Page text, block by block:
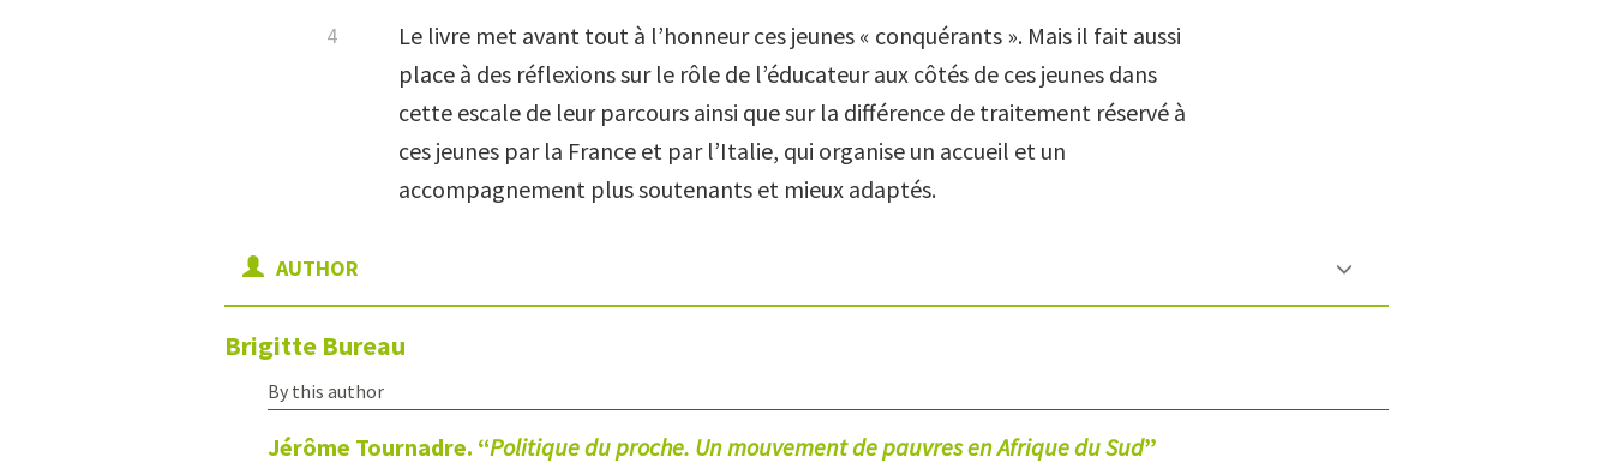
Le livre met avant tout à l’honneur ces jeunes « conquérants ». Mais il fait aussi
place à des réflexions sur le rôle de l’éducateur aux côtés de ces jeunes dans
cette escale de leur parcours ainsi que sur la différence de traitement réservé à
ces jeunes par la France et par l’Italie, qui organise un accueil et un
accompagnement plus soutenants et mieux adaptés.
AUTHOR
Brigitte Bureau
By this author
Jérôme Tournadre. “Politique du proche. Un mouvement de pauvres en Afrique du Sud”